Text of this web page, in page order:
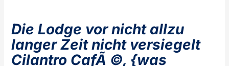
Die Lodge vor nicht allzu
langer Zeit nicht versiegelt
Cilantro CafÃ ©, {was